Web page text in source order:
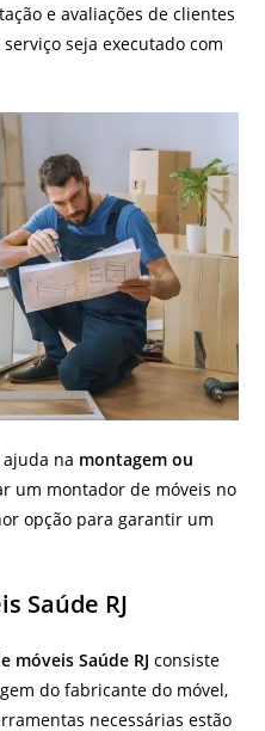
e avaliações de clientes
seja executado com
ajuda na montagem ou
um montador de móveis no
opção para garantir um
Saúde RJ
móveis Saúde RJ consiste
do fabricante do móvel,
necessárias estão